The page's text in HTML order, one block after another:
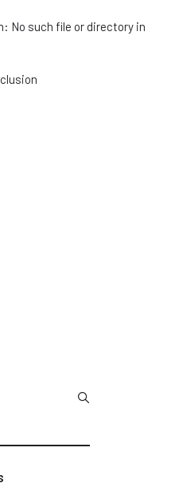
No such file or directory in
Type 2 or more